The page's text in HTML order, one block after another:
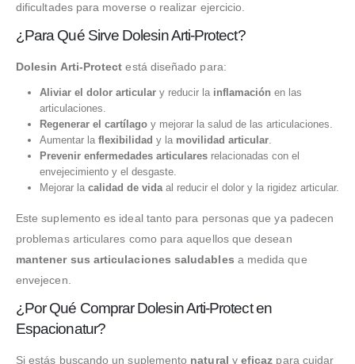
dificultades para moverse o realizar ejercicio.
¿Para Qué Sirve Dolesin Arti-Protect?
Dolesin Arti-Protect está diseñado para:
Aliviar el dolor articulary reducir la inflamación en las
articulaciones.
Regenerar el cartílagoy mejorar la salud de las articulaciones.
Aumentar la flexibilidad y la movilidad articular.
Prevenir enfermedades articularesrelacionadas con el
envejecimiento y el desgaste.
Mejorar la calidad de vidaal reducir el dolor y la rigidez articular.
Este suplemento es ideal tanto para personas que ya padecen
problemas articulares como para aquellos que desean
mantener sus articulaciones saludables a medida que
envejecen.
¿Por Qué Comprar Dolesin Arti-Protect en
Espacionatur?
Si estás buscando un suplemento natural y eficaz para cuidar